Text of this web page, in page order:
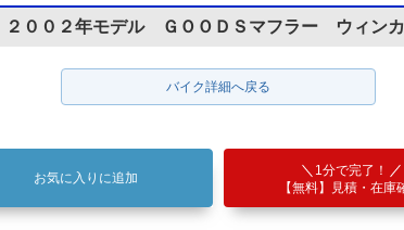
００２年モデル ＧＯＯＤＳマフラー ウィン
バイク詳細へ戻る
お気に入りに追加
1分で完了！
【無料】見積・在庫